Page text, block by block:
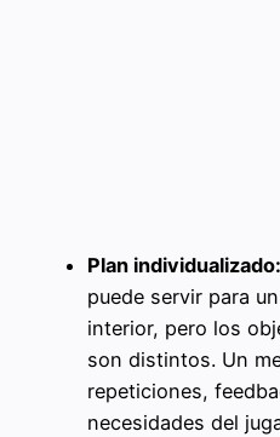
Plan individualizado:
puede servir para
interior, pero los
son distintos. Un
repeticiones,
necesidades del